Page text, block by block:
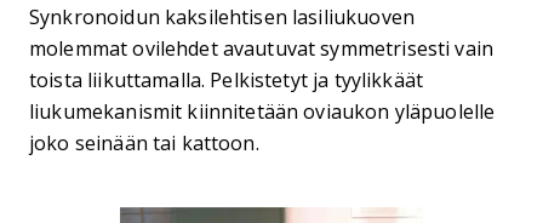
Synkronoidun kaksilehtisen lasiliukuoven
molemmat ovilehdet avautuvat symmetrisesti vain
toista liikuttamalla. Pelkistetyt ja tyylikkäät
liukumekanismit kiinnitetään oviaukon yläpuolelle
joko seinään tai kattoon.